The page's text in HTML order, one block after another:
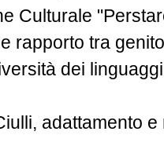
Culturale
rapporto tra
dei
adattamento